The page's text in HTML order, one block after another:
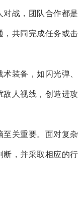
对战，团队合作都是
，共同完成任务或击
装备，如闪光弹、
敌人视线，创造进攻
至关重要。面对复杂
断，并采取相应的行